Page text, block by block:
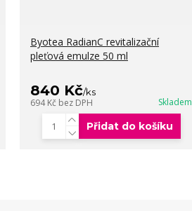
Byotea RadianC revitalizační
pleťová emulze 50 ml
840 Kč/ks
694 Kč bez DPH Skladem
Přidat do košíku